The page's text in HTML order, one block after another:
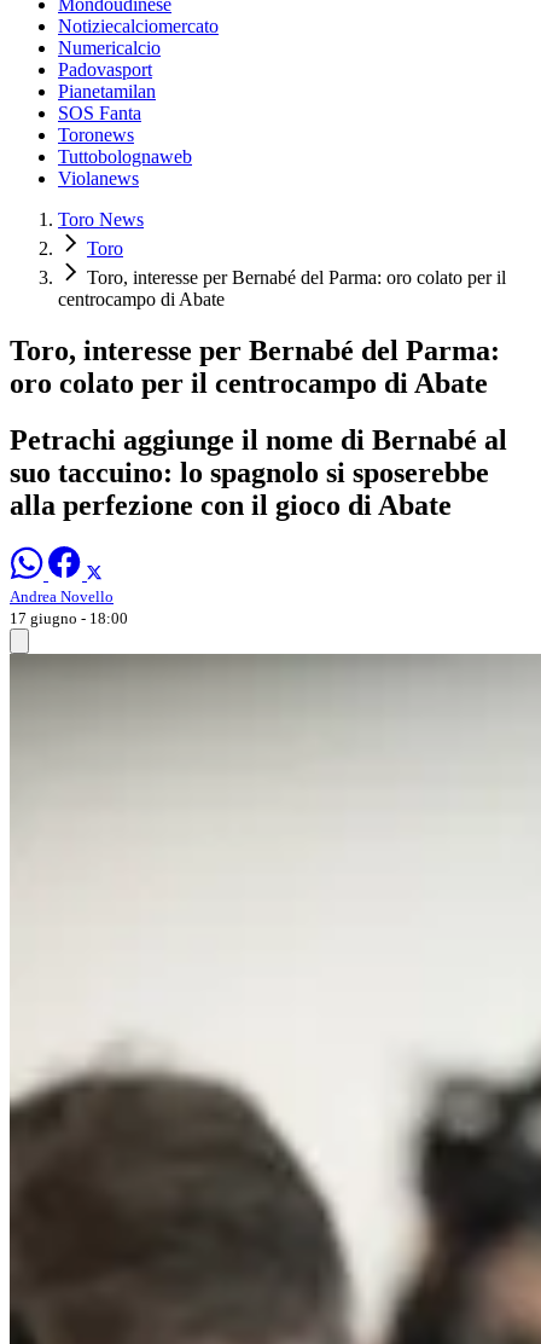
Mondoudinese
Notiziecalciomercato
Numericalcio
Padovasport
Pianetamilan
SOS Fanta
Toronews
Tuttobolognaweb
Violanews
Toro News
Toro
Toro, interesse per Bernabé del Parma: oro colato per il
centrocampo di Abate
Toro, interesse per Bernabé del Parma:
oro colato per il centrocampo di Abate
Petrachi aggiunge il nome di Bernabé al
suo taccuino: lo spagnolo si sposerebbe
alla perfezione con il gioco di Abate
Andrea Novello
17 giugno - 18:00